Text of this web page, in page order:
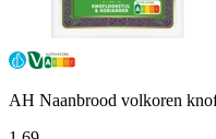
AH Naanbrood volkoren